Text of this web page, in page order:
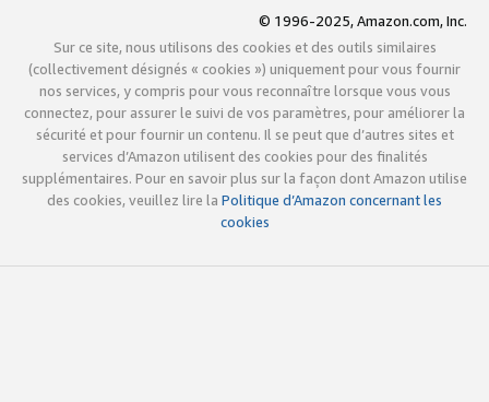
© 1996-2025, Amazon.com, Inc.
Sur ce site, nous utilisons des cookies et des outils similaires
(collectivement désignés « cookies ») uniquement pour vous fournir
nos services, y compris pour vous reconnaître lorsque vous vous
connectez, pour assurer le suivi de vos paramètres, pour améliorer la
sécurité et pour fournir un contenu. Il se peut que d’autres sites et
services d’Amazon utilisent des cookies pour des finalités
supplémentaires. Pour en savoir plus sur la façon dont Amazon utilise
des cookies, veuillez lire la Politique d’Amazon concernant les
cookies